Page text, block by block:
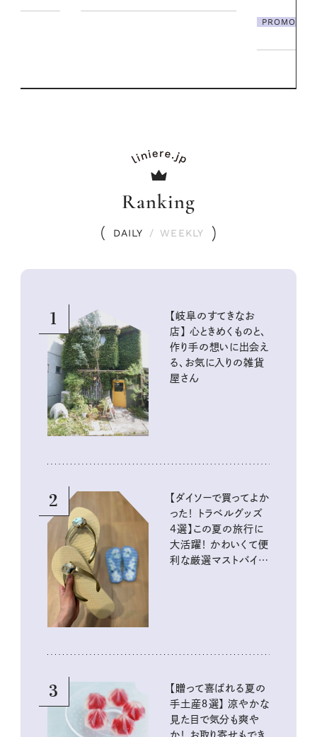
Ranking
DAILY / WEEKLY
1
【岐阜のすてきなお
店】 心ときめくものと、
作り手の想いに出会え
る、お気に入りの雑貨
屋さん
2
【ダイソーで買ってよか
った！ トラベルグッズ
4選】この夏の旅行に
大活躍！ かわいくて便
利な厳選マストバイア
3
【贈って喜ばれる夏の
手土産８選】 涼やかな
見た目で気分も爽や
か！ お取り寄せもでき